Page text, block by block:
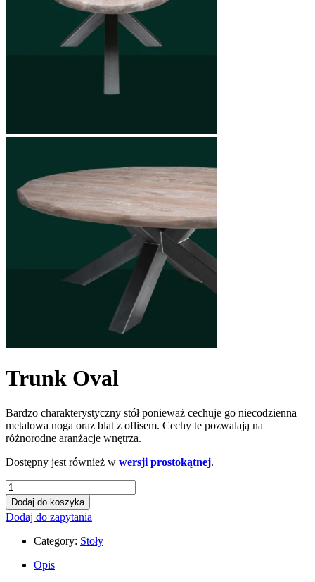
Trunk Oval
Bardzo charakterystyczny stół ponieważ cechuje go niecodzienna
metalowa noga oraz blat z oflisem. Cechy te pozwalają na
różnorodne aranżacje wnętrza.
Dostępny jest również w wersji prostokątnej.
Dodaj do koszyka
Dodaj do zapytania
Category: Stoły
Opis